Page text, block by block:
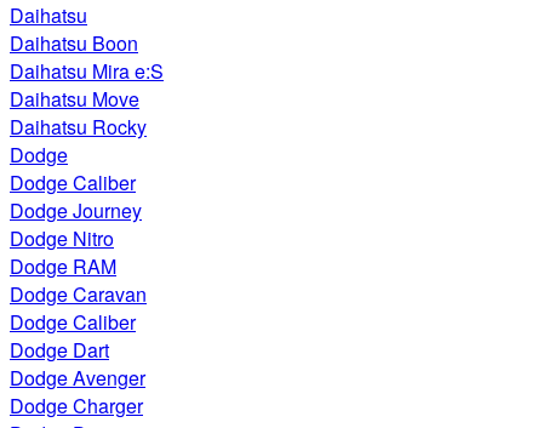
Daihatsu
Daihatsu Boon
Daihatsu Mira e:S
Daihatsu Move
Daihatsu Rocky
Dodge
Dodge Caliber
Dodge Journey
Dodge Nitro
Dodge RAM
Dodge Caravan
Dodge Caliber
Dodge Dart
Dodge Avenger
Dodge Charger